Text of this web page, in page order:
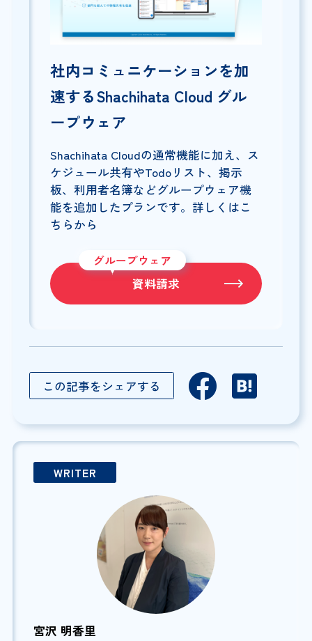
社内コミュニケーションを加
速するShachihata Cloud グル
ープウェア
Shachihata Cloudの通常機能に加え、ス
ケジュール共有やTodoリスト、掲示
板、利用者名簿などグループウェア機
能を追加したプランです。詳しくはこ
ちらから
グループウェア
資料請求
この記事をシェアする
WRITER
宮沢 明香里